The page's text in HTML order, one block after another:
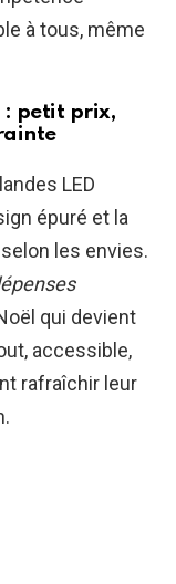
à tous, même
: petit prix,
LED
épuré et la
les envies.
qui devient
accessible,
rafraîchir leur